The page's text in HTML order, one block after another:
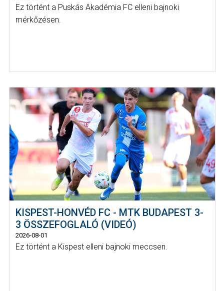
Ez történt a Puskás Akadémia FC elleni bajnoki
mérkőzésen.
KISPEST-HONVÉD FC - MTK BUDAPEST 3-
3 ÖSSZEFOGLALÓ (VIDEÓ)
2026-08-01
Ez történt a Kispest elleni bajnoki meccsen.